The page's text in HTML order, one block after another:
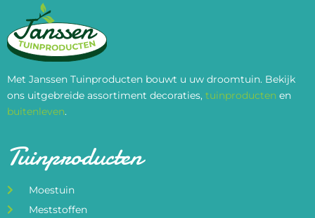
Met Janssen Tuinproducten bouwt u uw droomtuin. Bekijk
ons uitgebreide assortiment decoraties, tuinproducten en
buitenleven.
Tuinproducten
Moestuin
Meststoffen